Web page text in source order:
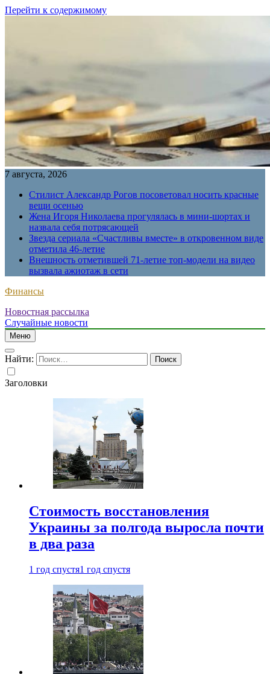
Перейти к содержимому
7 августа, 2026
Стилист Александр Рогов посоветовал носить красные
вещи осенью
Жена Игоря Николаева прогулялась в мини-шортах и
назвала себя потрясающей
Звезда сериала «Счастливы вместе» в откровенном виде
отметила 46-летие
Внешность отметившей 71-летие топ-модели на видео
вызвала ажиотаж в сети
Финансы
Новостная рассылка
Случайные новости
Меню
Найти:
Заголовки
Стоимость восстановления
Украины за полгода выросла почти
в два раза
1 год спустя1 год спустя